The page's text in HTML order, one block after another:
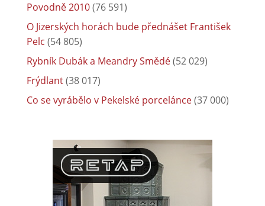
Povodně 2010(76 591)
O Jizerských horách bude přednášet František
Pelc (54 805)
Rybník Dubák a Meandry Smědé(52 029)
Frýdlant(38 017)
Co se vyrábělo v Pekelské porcelánce(37 000)